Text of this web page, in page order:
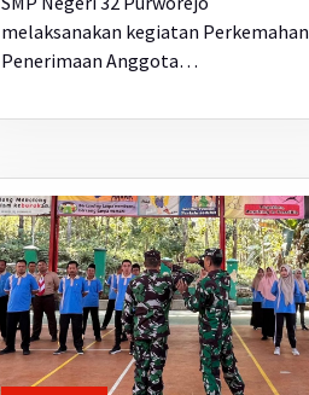
melaksanakan kegiatan Perkemahan
Penerimaan Anggota…